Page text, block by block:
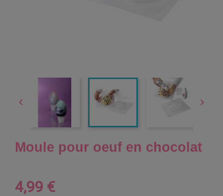
 
Moule pour oeuf en chocolat
4,99 €